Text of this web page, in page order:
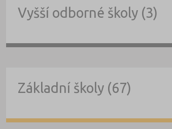
Vyšší odborné školy (3)
Základní školy (67)